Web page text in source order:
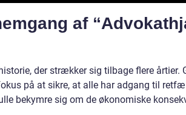
af
der strækker sig tilbage flere årtier.
på at sikre, at alle har adgang til
bekymre sig om de økonomiske